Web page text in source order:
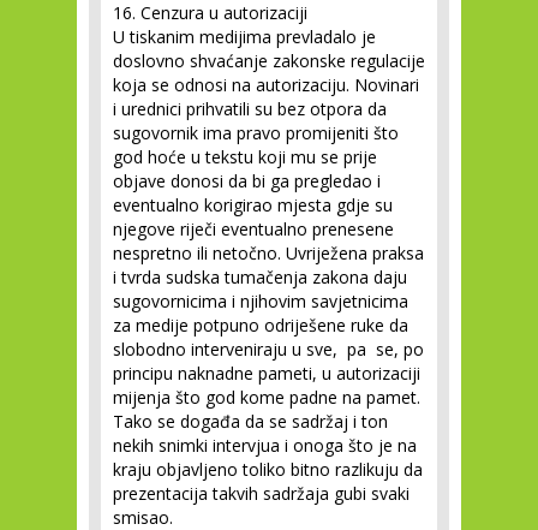
16. Cenzura u autorizaciji
U tiskanim medijima prevladalo je
doslovno shvaćanje zakonske regulacije
koja se odnosi na autorizaciju. Novinari
i urednici prihvatili su bez otpora da
sugovornik ima pravo promijeniti što
god hoće u tekstu koji mu se prije
objave donosi da bi ga pregledao i
eventualno korigirao mjesta gdje su
njegove riječi eventualno prenesene
nespretno ili netočno. Uvriježena praksa
i tvrda sudska tumačenja zakona daju
sugovornicima i njihovim savjetnicima
za medije potpuno odriješene ruke da
slobodno interveniraju u sve, pa se, po
principu naknadne pameti, u autorizaciji
mijenja što god kome padne na pamet.
Tako se događa da se sadržaj i ton
nekih snimki intervjua i onoga što je na
kraju objavljeno toliko bitno razlikuju da
prezentacija takvih sadržaja gubi svaki
smisao.